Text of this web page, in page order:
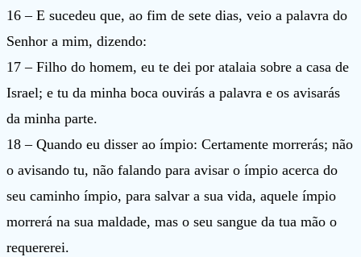
16 – E sucedeu que, ao fim de sete dias, veio a palavra do
Senhor a mim, dizendo:
17 – Filho do homem, eu te dei por atalaia sobre a casa de
Israel; e tu da minha boca ouvirás a palavra e os avisarás
da minha parte.
18 – Quando eu disser ao ímpio: Certamente morrerás; não
o avisando tu, não falando para avisar o ímpio acerca do
seu caminho ímpio, para salvar a sua vida, aquele ímpio
morrerá na sua maldade, mas o seu sangue da tua mão o
requererei.